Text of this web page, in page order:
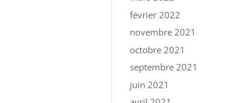
février 2022
novembre 2021
octobre 2021
septembre 2021
juin 2021